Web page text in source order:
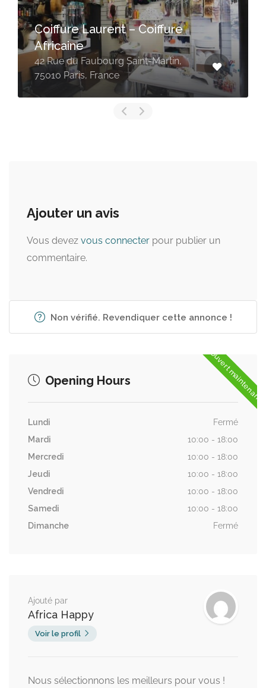
Coiffure Laurent – Coiffure
Africaine
42 Rue du Faubourg Saint-Martin,
75010 Paris, France
Ajouter un avis
Vous devez vous connecter pour publier un
commentaire.
Non vérifié. Revendiquer cette annonce !
Ouvert maintenant
Opening Hours
Lundi
Fermé
Mardi
10:00 - 18:00
Mercredi
10:00 - 18:00
Jeudi
10:00 - 18:00
Vendredi
10:00 - 18:00
Samedi
10:00 - 18:00
Dimanche
Fermé
Ajouté par
Africa Happy
Voir le profil
Nous sélectionnons les meilleurs pour vous !